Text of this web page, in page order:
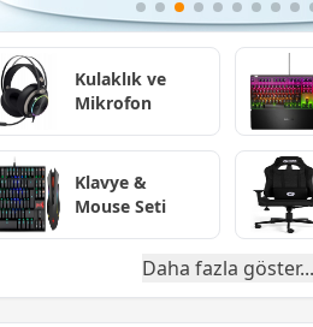
Kulaklık ve
Mikrofon
Klavye &
Mouse Seti
Daha fazla göster...